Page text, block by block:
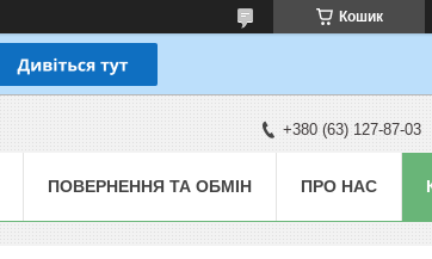
Кошик
+380 (63) 127-87-03
ПОВЕРНЕННЯ ТА ОБМІН ПРО НАС